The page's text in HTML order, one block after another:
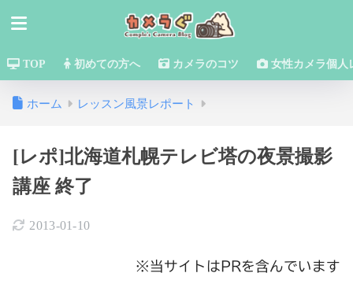
TOP 初めての方へ カメラのコツ 女性カメラ個人
ホーム レッスン風景レポート
[レポ]北海道札幌テレビ塔の夜景撮影
講座 終了
2013-01-10
※当サイトはPRを含んでいます